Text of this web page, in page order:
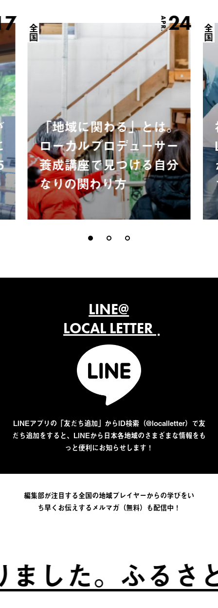
APR.24
全国
「地域に関わる」とは。
ローカルプロデューサー
養成講座で見つける自分
なりの関わり方
全国
LINE@
LOCAL LETTER
LINEアプリの「友だち追加」からID検索（@localletter）で友
だち追加をすると、LINEから日本各地域のさまざまな情報をも
っと便利にお知らせします！
編集部が注目する全国の地域プレイヤーからの学びをい
ち早くお伝えするメルマガ（無料）も配信中！
た。ふるさとは